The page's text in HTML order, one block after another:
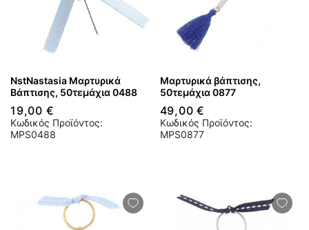
NstNastasia Μαρτυρικά
Βάπτισης, 50τεμάχια 0488
19,00 €
Κωδικός Προϊόντος:
MPS0488
Μαρτυρικά βάπτισης,
50τεμάχια 0877
49,00 €
Κωδικός Προϊόντος:
MPS0877